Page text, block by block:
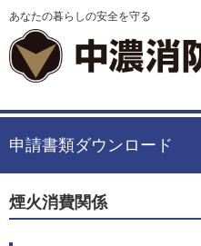
あなたの暮らしの安全を守る
申請書類ダウンロード
煙火消費関係